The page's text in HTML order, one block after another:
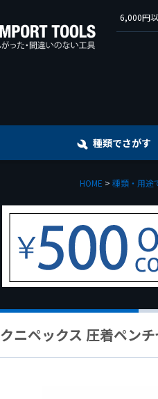
6,000円
種類でさがす
HOME 種類・用途
クニペックス 圧着ペン